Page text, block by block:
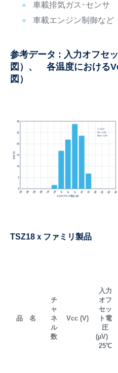
車載排気ガス･センサ
車載エンジン制御など
参考データ : 入力オフセ
図）、 各温度における
図）
TSZ18ｘファミリ製品
品 名
チ
ャ
ネ
ル
数
Vcc (V)
入力
オフ
セッ
ト電
圧
(µV)
25℃